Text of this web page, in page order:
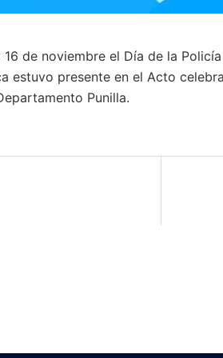
de noviembre el Día de la
estuvo presente en el Acto
Punilla.